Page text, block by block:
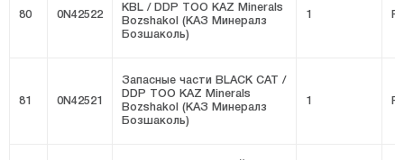
80 0N42522
KBL / DDP ТОО KAZ Minerals
Bozshakol (КАЗ Минералз
Бозшаколь)
1
81 0N42521
Запасные части BLACK CAT /
DDP ТОО KAZ Minerals
Bozshakol (КАЗ Минералз
Бозшаколь)
1